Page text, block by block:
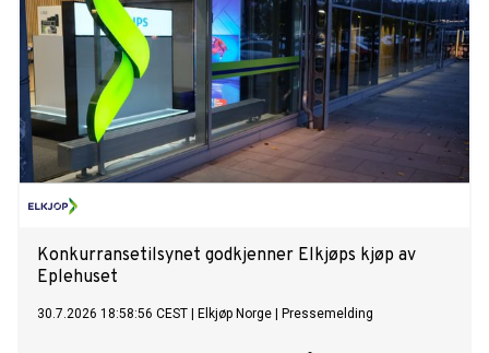
Konkurransetilsynet godkjenner Elkjøps kjøp av
Eplehuset
30.7.2026 18:58:56 CEST Elkjøp Norge Pressemelding